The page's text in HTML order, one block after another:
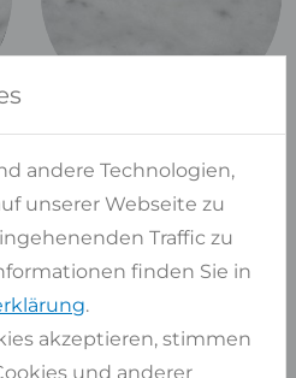
andere Technologien,
unserer Webseite zu
Traffic zu
finden Sie in
.
akzeptieren, stimmen
und anderer